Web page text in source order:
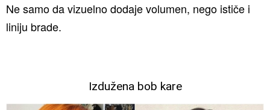
Ne samo da vizuelno dodaje volumen, nego ističe i
liniju brade.
Izdužena bob kare